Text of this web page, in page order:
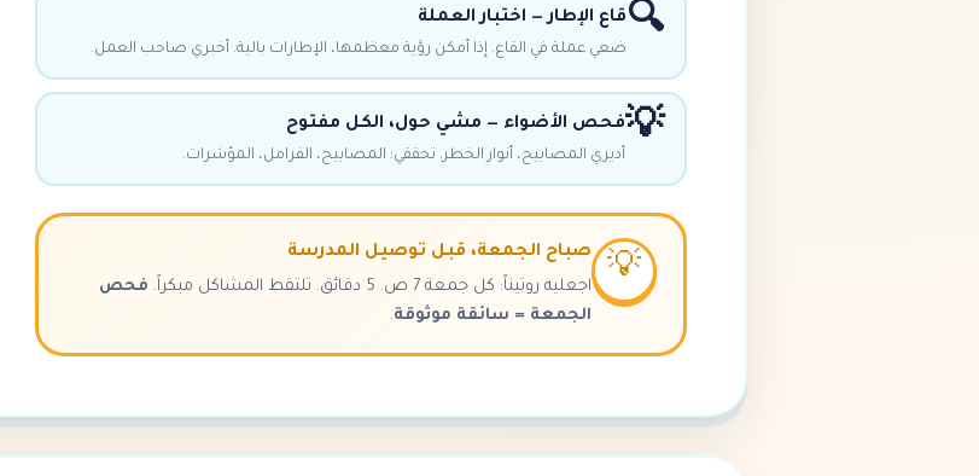
🔍قاع الإطار — اختبار العملة
ضعي عملة في القاع. إذا أمكن رؤية معظمها، الإطارات بالية. أخبري صاحب العمل.
💡فحص الأضواء — مشي حول، الكل مفتوح
أديري المصابيح، أنوار الخطر. تحققي: المصابيح، الفرامل، المؤشرات.
💡
صباح الجمعة، قبل توصيل المدرسة
اجعليه روتيناً: كل جمعة 7 ص. 5 دقائق. تلتقط المشاكل مبكراً.
فحص
الجمعة = سائقة موثوقة.